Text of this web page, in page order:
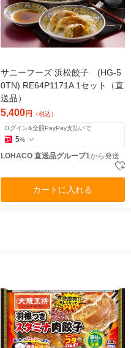
サニーフーズ 浜松餃子 (HG-5
0TN) RE64P1171A 1セット（直
送品）
5,400円 （税込）
ログイン&全額PayPay支払いで
5%
LOHACO 直送品グループ1から発送
カートに入れる